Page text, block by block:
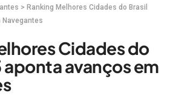
> Ranking Melhores Cidades do Brasil
Navegantes
Cidades do
aponta avanços em